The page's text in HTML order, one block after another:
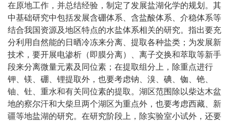
在原地工作，并总结经验，制定了发展盐湖化学的规划。其
中基础研究中包括发展含硼体系、含盐酸体系、介稳体系等
结合我国资源及地区特点的水盐体系相关的研究。指出要充
分利用自然能的日晒冷冻来分离、提取各种盐类；为发展新
技术，要开展电渗析（即膜分离）、离子交换和萃取等新手
段来分离微量元素及同位素；在提取组分上，除重点进行
钾、镁、硼、锂提取外，也要考虑钠、溴、碘、铷、铯、
铀、钍、重水和有关同位素的提取。湖区范围除以柴达木盆
地的察尔汗和大柴旦两个湖区为重点外，也要考虑西藏、新
疆等地盐湖的研究。在研究阶段上，除实验室小试外，还要